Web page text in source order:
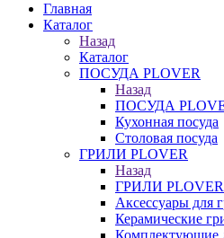
Главная
Каталог
Назад
Каталог
ПОСУДА PLOVER
Назад
ПОСУДА
Кухонная посуда
Столовая посуда
ГРИЛИ PLOVER
Назад
ГРИЛИ PLOVER
Аксессуары для
Керамические
Комплектующие